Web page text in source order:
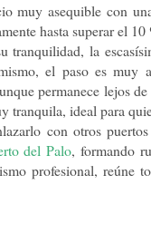
muy asequible con
hasta superar el
la
el paso es muy
permanece lejos
tranquila, ideal para
con otros
del Palo, formando
profesional, reúne